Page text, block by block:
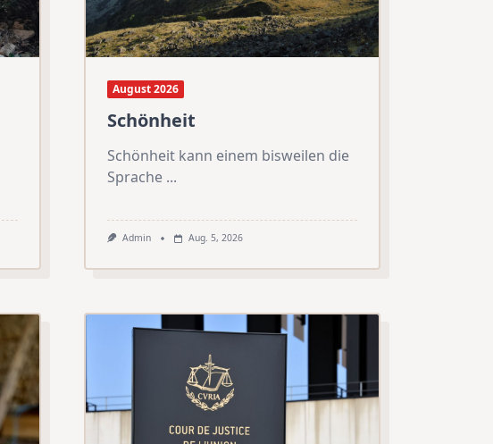
August 2026
Schönheit
Schönheit kann einem bisweilen die
Sprache ...
Admin Aug. 5, 2026